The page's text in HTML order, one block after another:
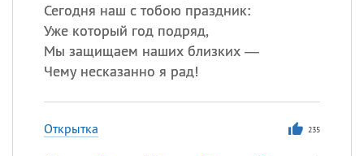
Сегодня наш с тобою праздник:
Уже который год подряд,
Мы защищаем наших близких —
Чему несказанно я рад!
Открытка 235